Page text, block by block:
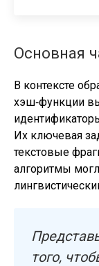
Основная
В контексте
хэш‑функции
Их ключевая
текстовые
алгоритмы
того,